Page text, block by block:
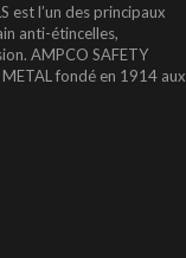
est l’un des principaux
anti-étincelles,
AMPCO SAFETY
fondé en 1914 aux